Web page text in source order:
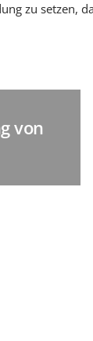
zu setzen,
von